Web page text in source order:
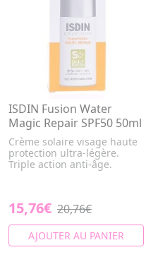
ISDIN Fusion Water
Magic Repair SPF50 50ml
Crème solaire visage haute
protection ultra-légère.
Triple action anti-âge.
15,76€ 20,76€
AJOUTER AU PANIER